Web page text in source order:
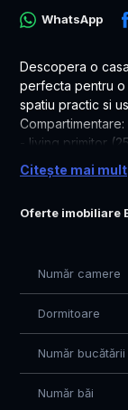
Oferte imobiliare
WhatsApp
Descopera o
perfecta pentru o
spatiu practic si
Compartimentare:
- living primitor
in familie
- 2 dormitoare
elegant
Curtea se
Suprafata utila:
Teren: 375 mp
plina de
Citește mai mult
Număr camere
Dormitoare
Număr bucătării
Număr băi